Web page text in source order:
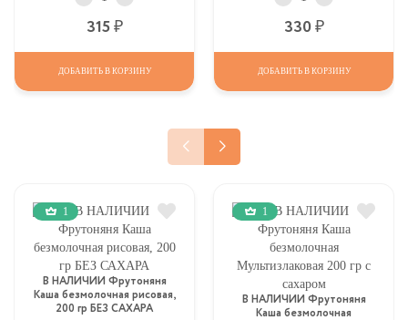
315
ДОБАВИТЬ В КОРЗИНУ
330
ДОБАВИТЬ В КОРЗИНУ
1
В НАЛИЧИИ Фрутоняня
Каша безмолочная рисовая,
200 гр БЕЗ САХАРА
1
В НАЛИЧИИ Фрутоняня
Каша безмолочная